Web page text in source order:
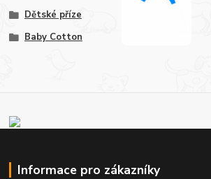
Dětské příze
Baby Cotton
Informace pro zákazníky